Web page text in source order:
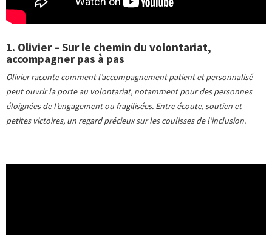
1. Olivier – Sur le chemin du volontariat,
accompagner pas à pas
Olivier raconte comment l’accompagnement patient et personnalisé
peut ouvrir la porte au volontariat, notamment pour des personnes
éloignées de l’engagement ou fragilisées. Entre écoute, soutien et
petites victoires, un regard précieux sur les coulisses de l’inclusion.